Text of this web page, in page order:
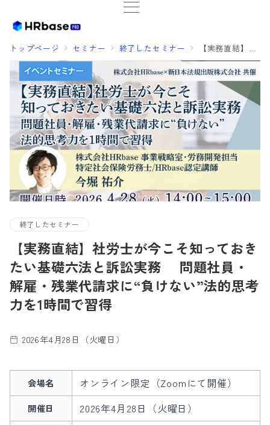
トップページ セミナー 終了したセミナー 【実務直結】社労士が今こそ知っておきたい基礎六法と訴訟実務 問題社員・解雇・残業代請求に“負けない”法的思考力を1時間で習得
終了したセミナー
【実務直結】社労士が今こそ知っておき
たい基礎六法と訴訟実務 問題社員・
解雇・残業代請求に“負けない”法的思考
力を1時間で習得
2026年4月28日（火曜日）
会場名 オンライン限定（Zoomにて開催）
開催日 2026年4月28日（火曜日）